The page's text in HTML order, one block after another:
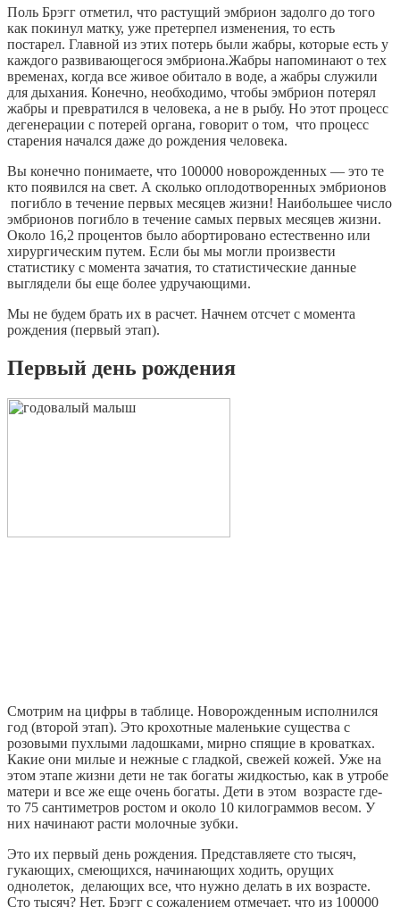
Поль Брэгг отметил, что растущий эмбрион задолго до того
как покинул матку, уже претерпел изменения, то есть
постарел. Главной из этих потерь были жабры, которые есть у
каждого развивающегося эмбриона.Жабры напоминают о тех
временах, когда все живое обитало в воде, а жабры служили
для дыхания. Конечно, необходимо, чтобы эмбрион потерял
жабры и превратился в человека, а не в рыбу. Но этот процесс
дегенерации с потерей органа, говорит о том, что процесс
старения начался даже до рождения человека.
Вы конечно понимаете, что 100000 новорожденных — это те
кто появился на свет. А сколько оплодотворенных эмбрионов
погибло в течение первых месяцев жизни! Наибольшее число
эмбрионов погибло в течение самых первых месяцев жизни.
Около 16,2 процентов было абортировано естественно или
хирургическим путем. Если бы мы могли произвести
статистику с момента зачатия, то статистические данные
выглядели бы еще более удручающими.
Мы не будем брать их в расчет. Начнем отсчет с момента
рождения (первый этап).
Первый день рождения
Смотрим на цифры в таблице. Новорожденным исполнился
год (второй этап). Это крохотные маленькие существа с
розовыми пухлыми ладошками, мирно спящие в кроватках.
Какие они милые и нежные с гладкой, свежей кожей. Уже на
этом этапе жизни дети не так богаты жидкостью, как в утробе
матери и все же еще очень богаты. Дети в этом возрасте где-
то 75 сантиметров ростом и около 10 килограммов весом. У
них начинают расти молочные зубки.
Это их первый день рождения. Представляете сто тысяч,
гукающих, смеющихся, начинающих ходить, орущих
однолеток, делающих все, что нужно делать в их возрасте.
Сто тысяч? Нет. Брэгг с сожалением отмечает, что из 100000